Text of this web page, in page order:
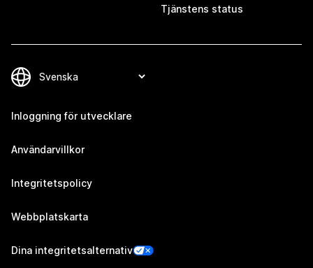
Tjänstens status
Inloggning för utvecklare
Användarvillkor
Integritetspolicy
Webbplatskarta
Dina integritetsalternativ